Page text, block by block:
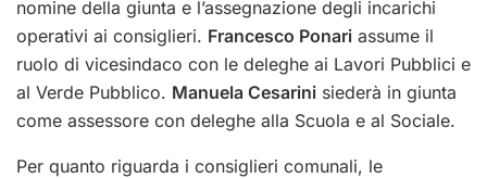
nomine della giunta e l’assegnazione degli incarichi
operativi ai consiglieri. Francesco Ponari assume il
ruolo di vicesindaco con le deleghe ai Lavori Pubblici e
al Verde Pubblico. Manuela Cesarini siederà in giunta
come assessore con deleghe alla Scuola e al Sociale.
Per quanto riguarda i consiglieri comunali, le